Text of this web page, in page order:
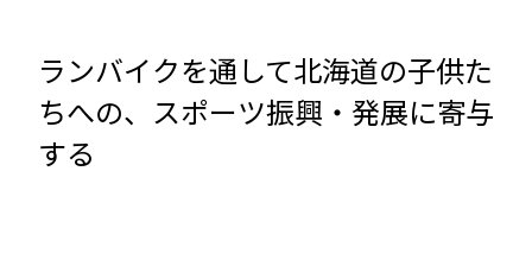
ランバイクを通して北海道の子供た
ちへの、スポーツ振興・発展に寄与
する